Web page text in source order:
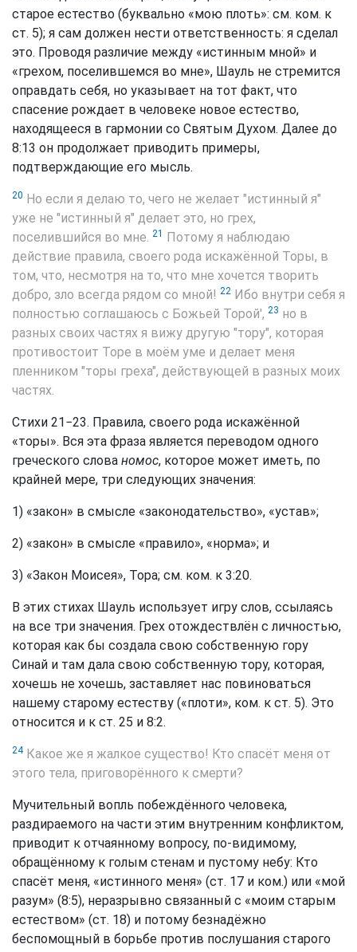
старое естество (буквально «мою плоть»: см. ком. к
ст. 5); я сам должен нести ответственность: я сделал
это. Проводя различие между «истинным мной» и
«грехом, поселившемся во мне», Шауль не стремится
оправдать себя, но указывает на тот факт, что
спасение рождает в человеке новое естество,
находящееся в гармонии со Святым Духом. Далее до
8:13 он продолжает приводить примеры,
подтверждающие его мысль.
20 Но если я делаю то, чего не желает "истинный я"
уже не "истинный я" делает это, но грех,
поселившийся во мне. 21 Потому я наблюдаю
действие правила, своего рода искажённой Торы, в
том, что, несмотря на то, что мне хочется творить
добро, зло всегда рядом со мной! 22 Ибо внутри себя я
полностью соглашаюсь с Божьей Торой', 23 но в
разных своих частях я вижу другую "тору", которая
противостоит Торе в моём уме и делает меня
пленником "торы греха", действующей в разных моих
частях.
Стихи 21−23. Правила, своего рода искажённой
«торы». Вся эта фраза является переводом одного
греческого слова номос, которое может иметь, по
крайней мере, три следующих значения:
1) «закон» в смысле «законодательство», «устав»;
2) «закон» в смысле «правило», «норма»; и
3) «Закон Моисея», Тора; см. ком. к 3:20.
В этих стихах Шауль использует игру слов, ссылаясь
на все три значения. Грех отождествлён с личностью,
которая как бы создала свою собственную гору
Синай и там дала свою собственную тору, которая,
хочешь не хочешь, заставляет нас повиноваться
нашему старому естеству («плоти», ком. к ст. 5). Это
относится и к ст. 25 и 8:2.
24Какое же я жалкое существо! Кто спасёт меня от
этого тела, приговорённого к смерти?
Мучительный вопль побеждённого человека,
раздираемого на части этим внутренним конфликтом,
приводит к отчаянному вопросу, по-видимому,
обращённому к голым стенам и пустому небу: Кто
спасёт меня, «истинного меня» (ст. 17 и ком.) или «мой
разум» (8:5), неразрывно связанный с «моим старым
естеством» (ст. 18) и потому безнадёжно
беспомощный в борьбе против послушания старого